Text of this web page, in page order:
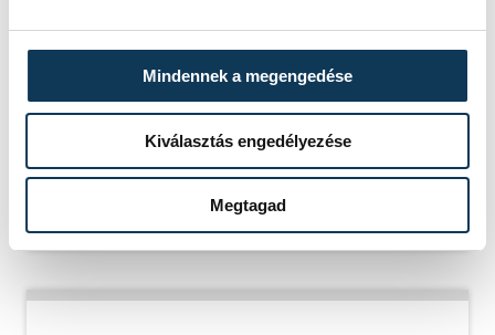
Mindennek a megengedése
Kiválasztás engedélyezése
Megtagad
SOROZAT NB III ÉSZAKNYUGATI
CSOPORT 2025/26
HAZAI
BUDAÖRS
VENDÉG
VSC VESZPRÉM
IDŐPONT
2026. MÁJUS 17. 17:00
HELYSZÍN
BUDAÖRS, BUDAÖRSI
VÁROSI STADION
5-1
RÉSZLETEK